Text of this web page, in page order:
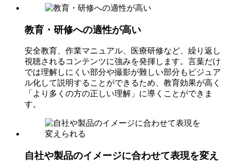
教育・研修への適性が高い
安全教育、作業マニュアル、医療研修など、繰り返し
視聴されるコンテンツに強みを発揮します。言葉だけ
では理解しにくい部分や撮影が難しい部分もビジュア
ル化して説明することができるため、教育効果が高く
「より多くの方の正しい理解」に導くことができま
す。
自社や製品のイメージに合わせて表現を変え